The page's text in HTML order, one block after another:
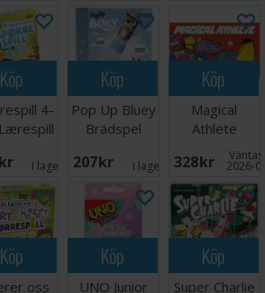
Köp
4-
I lager: 1
Köp
Pop Up Bluey
Brädspel
207 SEK I lager: 3
Köp
Magical
Athlete
Brädspel
328 SEK 2026-
Köp
oss
Köp
UNO Junior
Köp
Super Charlie